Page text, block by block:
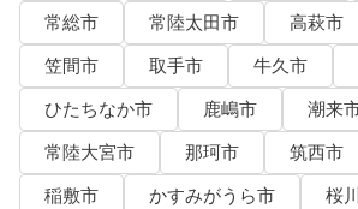
常総市
常陸太田市 高萩市
笠間市
取手市 牛久市
ひたちなか市
鹿嶋市 潮来
常陸大宮市
那珂市 筑西市
稲敷市
かすみがうら市 桜